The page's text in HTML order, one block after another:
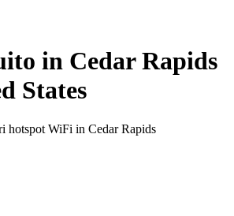
in Cedar Rapids
States
hotspot WiFi in Cedar Rapids